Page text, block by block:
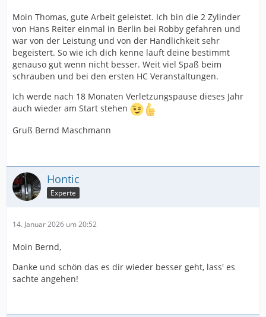
Moin Thomas, gute Arbeit geleistet. Ich bin die 2 Zylinder
von Hans Reiter einmal in Berlin bei Robby gefahren und
war von der Leistung und von der Handlichkeit sehr
begeistert. So wie ich dich kenne läuft deine bestimmt
genauso gut wenn nicht besser. Weit viel Spaß beim
schrauben und bei den ersten HC Veranstaltungen.
Ich werde nach 18 Monaten Verletzungspause dieses Jahr
auch wieder am Start stehen
Gruß Bernd Maschmann
Hontic
Experte
14. Januar 2026 um 20:52
Moin Bernd,
Danke und schön das es dir wieder besser geht, lass' es
sachte angehen!